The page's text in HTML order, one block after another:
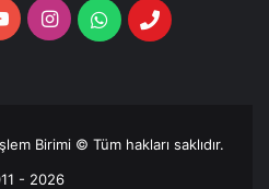
YouTubeInstagramWhatsappTelefon
Birimi © Tüm hakları saklıdır.
- 2026